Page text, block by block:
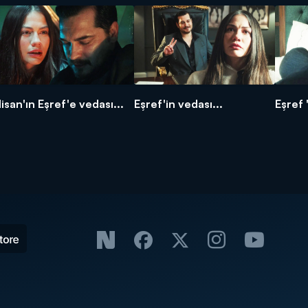
Eşref'e vedası... Eşref'in vedası... Eşref